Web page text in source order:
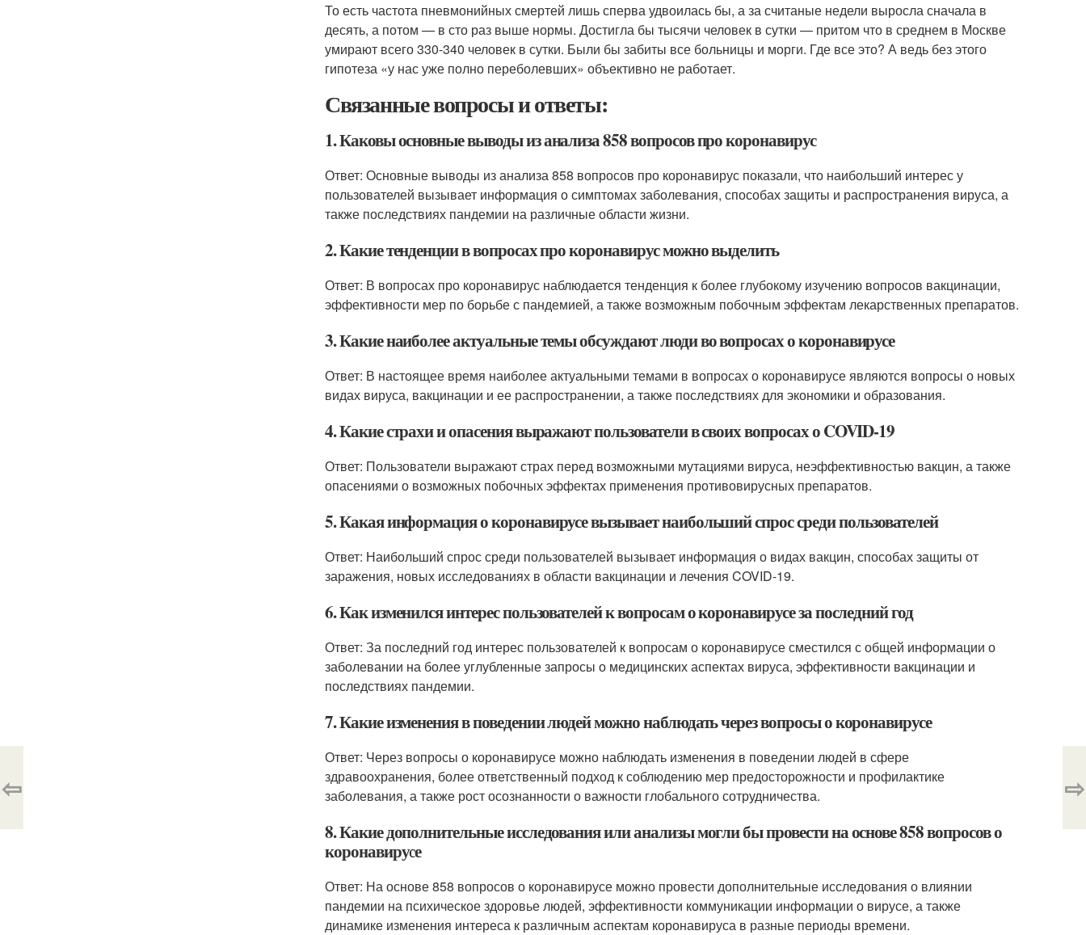
То есть частота пневмонийных смертей лишь сперва удвоилась бы, а за считаные недели выросла сначала в
десять, а потом — в сто раз выше нормы. Достигла бы тысячи человек в сутки — притом что в среднем в Москве
умирают всего 330-340 человек в сутки. Были бы забиты все больницы и морги. Где все это? А ведь без этого
гипотеза «у нас уже полно переболевших» объективно не работает.
Связанные вопросы и ответы:
1. Каковы основные выводы из анализа 858 вопросов про коронавирус
Ответ: Основные выводы из анализа 858 вопросов про коронавирус показали, что наибольший интерес у
пользователей вызывает информация о симптомах заболевания, способах защиты и распространения вируса, а
также последствиях пандемии на различные области жизни.
2. Какие тенденции в вопросах про коронавирус можно выделить
Ответ: В вопросах про коронавирус наблюдается тенденция к более глубокому изучению вопросов вакцинации,
эффективности мер по борьбе с пандемией, а также возможным побочным эффектам лекарственных препаратов.
3. Какие наиболее актуальные темы обсуждают люди во вопросах о коронавирусе
Ответ: В настоящее время наиболее актуальными темами в вопросах о коронавирусе являются вопросы о новых
видах вируса, вакцинации и ее распространении, а также последствиях для экономики и образования.
4. Какие страхи и опасения выражают пользователи в своих вопросах о COVID-19
Ответ: Пользователи выражают страх перед возможными мутациями вируса, неэффективностью вакцин, а также
опасениями о возможных побочных эффектах применения противовирусных препаратов.
5. Какая информация о коронавирусе вызывает наибольший спрос среди пользователей
Ответ: Наибольший спрос среди пользователей вызывает информация о видах вакцин, способах защиты от
заражения, новых исследованиях в области вакцинации и лечения COVID-19.
6. Как изменился интерес пользователей к вопросам о коронавирусе за последний год
Ответ: За последний год интерес пользователей к вопросам о коронавирусе сместился с общей информации о
заболевании на более углубленные запросы о медицинских аспектах вируса, эффективности вакцинации и
последствиях пандемии.
7. Какие изменения в поведении людей можно наблюдать через вопросы о коронавирусе
Ответ: Через вопросы о коронавирусе можно наблюдать изменения в поведении людей в сфере
здравоохранения, более ответственный подход к соблюдению мер предосторожности и профилактике
заболевания, а также рост осознанности о важности глобального сотрудничества.
8. Какие дополнительные исследования или анализы могли бы провести на основе 858 вопросов о
коронавирусе
Ответ: На основе 858 вопросов о коронавирусе можно провести дополнительные исследования о влиянии
пандемии на психическое здоровье людей, эффективности коммуникации информации о вирусе, а также
динамике изменения интереса к различным аспектам коронавируса в разные периоды времени.
⇦ ⇨